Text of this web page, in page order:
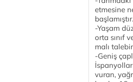
etmesine
başlamıştır.
-Yaşam
orta sınıf
malı
-Geniş
vuran,